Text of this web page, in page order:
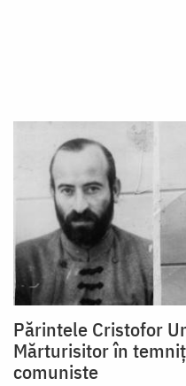
Părintele Cristofor
Mărturisitor în
comuniste